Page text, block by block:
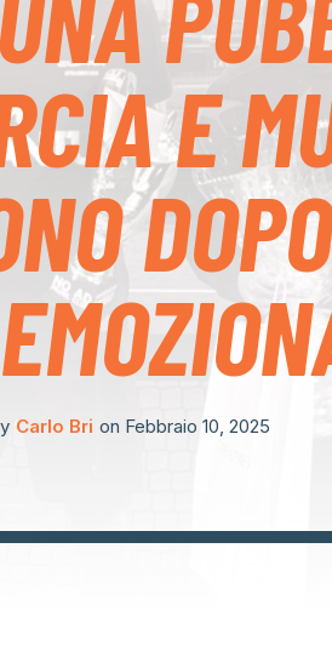
E
Carlo Bri on Febbraio 10, 2025